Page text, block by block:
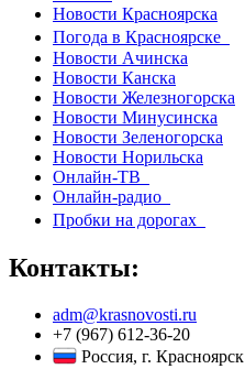
Новости Красноярска
Погода в Красноярске
Новости Ачинска
Новости Канска
Новости Железногорска
Новости Минусинска
Новости Зеленогорска
Новости Норильска
Онлайн-ТВ
Онлайн-радио
Пробки на дорогах
Контакты:
adm@krasnovosti.ru
+7 (967) 612-36-20
Россия, г. Красноярск